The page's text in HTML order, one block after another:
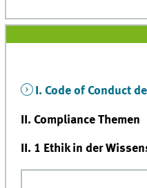
I. Code of Conduct
II. Compliance Themen
II. 1 Ethik in der